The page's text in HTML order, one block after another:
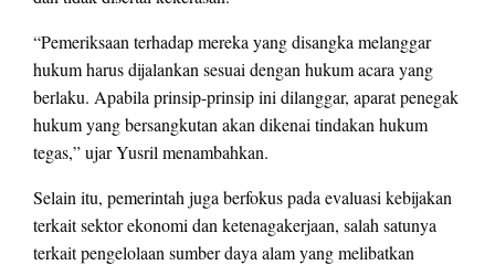
“Pemeriksaan terhadap mereka yang disangka melanggar
hukum harus dijalankan sesuai dengan hukum acara yang
berlaku. Apabila prinsip-prinsip ini dilanggar, aparat penegak
hukum yang bersangkutan akan dikenai tindakan hukum
tegas,” ujar Yusril menambahkan.
Selain itu, pemerintah juga berfokus pada evaluasi kebijakan
terkait sektor ekonomi dan ketenagakerjaan, salah satunya
terkait pengelolaan sumber daya alam yang melibatkan